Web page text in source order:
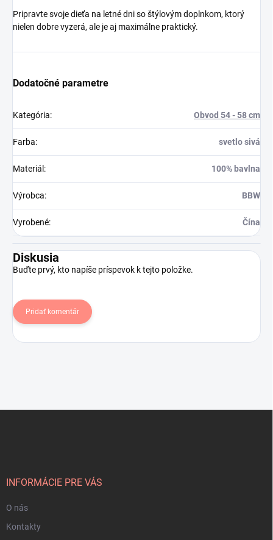
Pripravte svoje dieťa na letné dni so štýlovým doplnkom, ktorý
nielen dobre vyzerá, ale je aj maximálne praktický.
Dodatočné parametre
Kategória: Obvod 54 - 58 cm
Farba: svetlo sivá
Materiál : 100% bavlna
Výrobca: BBW
Vyrobené: Čína
Diskusia
Buďte prvý, kto napíše príspevok k tejto položke.
Pridať komentár
INFORMÁCIE PRE VÁS
O nás
Kontakty